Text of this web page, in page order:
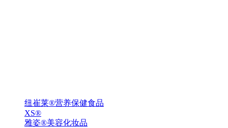
纽崔莱®营养保健食品
XS®
雅姿®美容化妆品